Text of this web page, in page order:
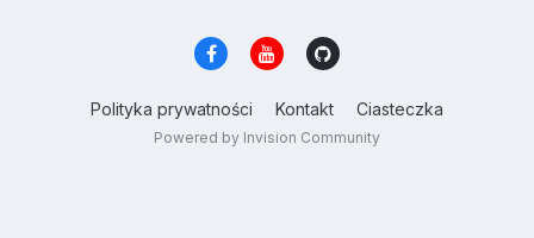
Polityka prywatności Kontakt Ciasteczka
Powered by Invision Community